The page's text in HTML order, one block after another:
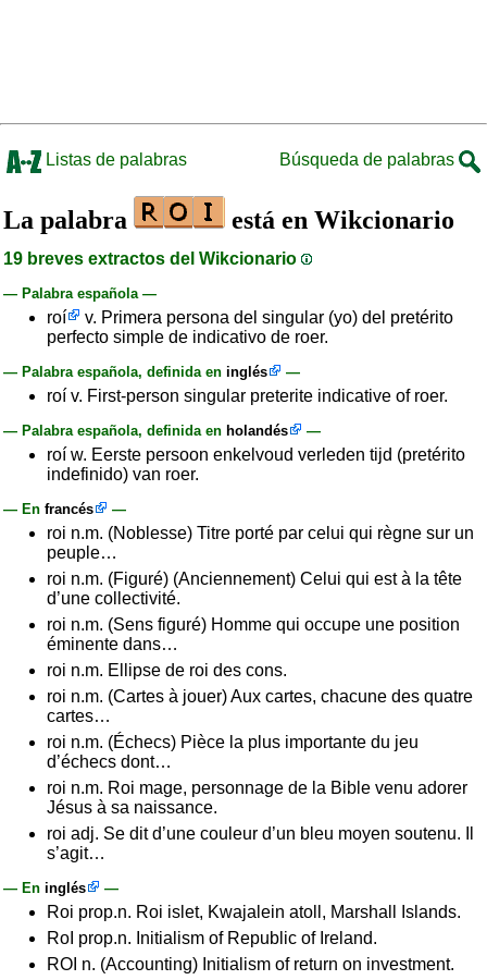
Listas de palabras Búsqueda de palabras
La palabra está en Wikcionario
19 breves extractos del Wikcionario
— Palabra española —
roí
v. Primera persona del singular (yo) del pretérito
perfecto simple de indicativo de roer.
— Palabra española, definida en inglés —
roí v. First-person singular preterite indicative of roer.
— Palabra española, definida en holandés —
roí w. Eerste persoon enkelvoud verleden tijd (pretérito
indefinido) van roer.
— En francés —
roi n.m. (Noblesse) Titre porté par celui qui règne sur un
peuple…
roi n.m. (Figuré) (Anciennement) Celui qui est à la tête
d’une collectivité.
roi n.m. (Sens figuré) Homme qui occupe une position
éminente dans…
roi n.m. Ellipse de roi des cons.
roi n.m. (Cartes à jouer) Aux cartes, chacune des quatre
cartes…
roi n.m. (Échecs) Pièce la plus importante du jeu
d’échecs dont…
roi n.m. Roi mage, personnage de la Bible venu adorer
Jésus à sa naissance.
roi adj. Se dit d’une couleur d’un bleu moyen soutenu. Il
s’agit…
— En inglés —
Roi prop.n. Roi islet, Kwajalein atoll, Marshall Islands.
RoI prop.n. Initialism of Republic of Ireland.
ROI n. (Accounting) Initialism of return on investment.